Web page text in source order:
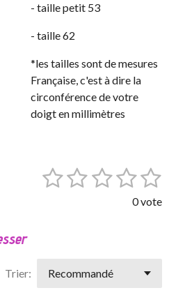
- taille petit 53
- taille 62
*les tailles sont de mesures
Française, c'est à dire la
circonférence de votre
doigt en millimètres
1 2
i
3
i
4 5
é
i
v
0 vote
Trier: